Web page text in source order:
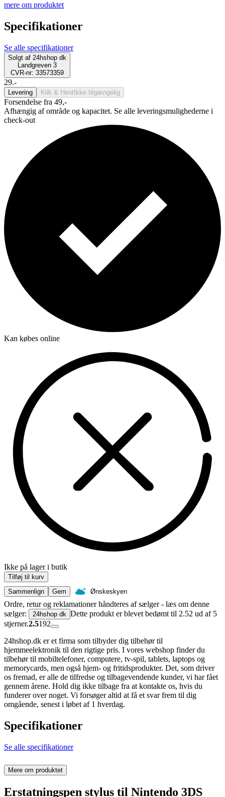
mere om produktet
Specifikationer
Se alle specifikationer
Solgt af 24hshop dk
Landgreven 3
CVR-nr: 33573359
29.-
Levering Klik & Hent Ikke tilgængelig
Forsendelse fra 49,-
Afhængig af område og kapacitet. Se alle leveringsmulighederne i
check-out
Kan købes online
Ikke på lager i butik
Tilføj til kurv
Sammenlign
Gem Ønskeskyen
Ordre, retur og reklamationer håndteres af sælger - læs om denne
sælger:
24hshop dk Dette produkt er blevet bedømt til 2.52 ud af 5
stjerner.2.5192
24hshop.dk er et firma som tilbyder dig tilbehør til
hjemmeelektronik til den rigtige pris. I vores webshop finder du
tilbehør til mobiltelefoner, computere, tv-spil, tablets, laptops og
memorycards, men også hjem- og fritidsprodukter. Det, som driver
os fremad, er alle de tilfredse og tilbagevendende kunder, vi har fået
gennem årene. Hold dig ikke tilbage fra at kontakte os, hvis du
funderer over noget. Vi forsøger altid at få et svar frem til dig
omgående, senest i løbet af 1 hverdag.
Specifikationer
Se alle specifikationer
Mere om produktet
Erstatningspen stylus til Nintendo 3DS